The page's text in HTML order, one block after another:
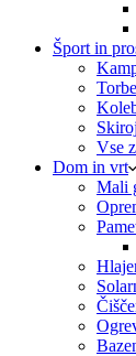
Šport in
Vse
Dom in vrt
Mali